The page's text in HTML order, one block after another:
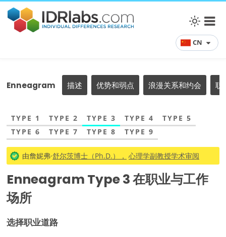
CN
Enneagram 描述 优势和弱点 浪漫关系和约会 职
TYPE 1 TYPE 2 TYPE 3 TYPE 4
TYPE 5
TYPE 6
TYPE 7 TYPE 8 TYPE 9
由詹妮弗·舒尔茨博士（Ph.D.）， 心理学副教授学术审阅
Enneagram Type 3 在职业与工作
场所
选择职业道路